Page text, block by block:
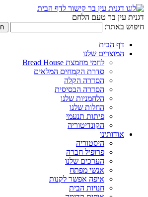
דגנית עין בר טעם הלחם
חיפוש באתר:
דף הבית
המוצרים שלנו
לחמי מחמצת Bread House
סדרת הקמחים המלאים
הסדרה הקלה
הסדרה הבסיסית
הלחמניות שלנו
החלות שלנו
פיתות תנעמי
הקונדיטוריה
אודותינו
היסטוריה
פרופיל חברה
הערכים שלנו
אנשי מפתח
איפה אפשר לקנות
חנויות הבית